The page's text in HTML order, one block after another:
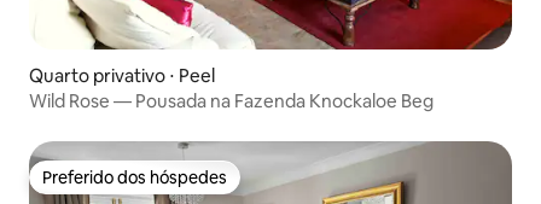
Quarto privativo ⋅ Peel
Wild Rose — Pousada na Fazenda Knockaloe Beg
Preferido dos hóspedes
Preferido dos hóspedes